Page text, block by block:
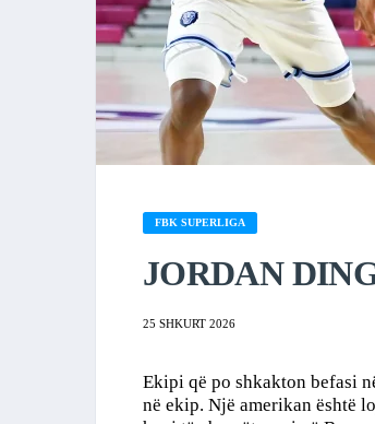
FBK SUPERLIGA
JORDAN
25 SHKURT 2026
Ekipi që po shkakton befasi
në ekip. Një amerikan është